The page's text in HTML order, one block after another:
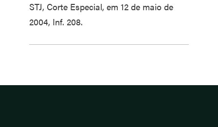
STJ, Corte Especial, em 12 de maio de
2004, Inf. 208.